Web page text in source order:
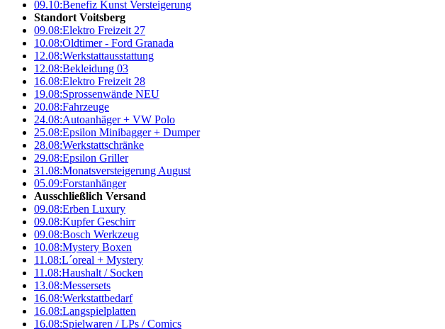
09.10:Benefiz Kunst Versteigerung
Standort Voitsberg
09.08:Elektro Freizeit 27
10.08:Oldtimer - Ford Granada
12.08:Werkstattausstattung
12.08:Bekleidung 03
16.08:Elektro Freizeit 28
19.08:Sprossenwände NEU
20.08:Fahrzeuge
24.08:Autoanhäger + VW Polo
25.08:Epsilon Minibagger + Dumper
28.08:Werkstattschränke
29.08:Epsilon Griller
31.08:Monatsversteigerung August
05.09:Forstanhänger
Ausschließlich Versand
09.08:Erben Luxury
09.08:Kupfer Geschirr
09.08:Bosch Werkzeug
10.08:Mystery Boxen
11.08:L´oreal + Mystery
11.08:Haushalt / Socken
13.08:Messersets
16.08:Werkstattbedarf
16.08:Langspielplatten
16.08:Spielwaren / LPs / Comics